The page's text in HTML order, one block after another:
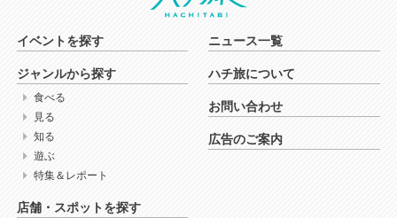
イベントを探す
ジャンルから探す
食べる
見る
知る
遊ぶ
特集＆レポート
店舗・スポットを探す
ニュース一覧
ハチ旅について
お問い合わせ
広告のご案内